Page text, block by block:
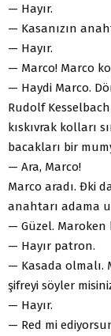
— Hayır.
— Kasanızın
— Hayır.
— Marco! Marco
— Haydi Marco.
Rudolf
kıskıvrak kolları
bacakları bir
— Ara, Marco!
Marco aradı. Đki
anahtarı adama
— Güzel. Maroken
— Hayır patron.
— Kasada olmalı.
şifreyi söyler
— Hayır.
— Red mi